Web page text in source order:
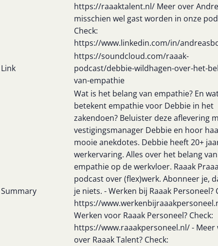
https://raaaktalent.nl/ Meer over
misschien wel gast worden in onze
Check:
https://www.linkedin.com/in/
Link
https://soundcloud.com/raaak-
podcast/debbie-wildhagen-over-het-
van-empathie
Summary
Wat is het belang van empathie? En
betekent empathie voor Debbie in het
zakendoen? Beluister deze aflevering
vestigingsmanager Debbie en hoor
mooie anekdotes. Debbie heeft 20+
werkervaring. Alles over het belang van
empathie op de werkvloer. Raaak
podcast over (flex)werk. Abonneer je,
je niets. - Werken bij Raaak Personeel?
https://
Werken voor Raaak Personeel? Check:
https://www.raaakpersoneel.nl/ - Meer
over Raaak Talent? Check: